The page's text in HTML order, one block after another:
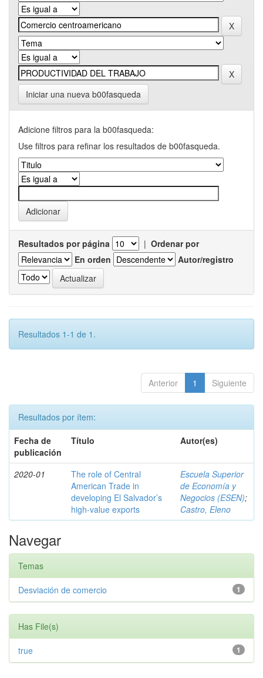
Iniciar una nueva b00fasqueda
Adicione filtros para la b00fasqueda:
Use filtros para refinar los resultados de b00fasqueda.
Resultados por página | Ordenar por
En orden
Autor/registro
Resultados 1-1 de 1.
Anterior 1 Siguiente
Resultados por ítem:
Fecha de
publicación
Título Autor(es)
2020-01
The role of Central
American Trade in
developing El Salvador’s
high-value exports
Escuela Superior
de Economía y
Negocios (ESEN);
Castro, Eleno
Navegar
Temas
1
Desviación de comercio
Has File(s)
1
true